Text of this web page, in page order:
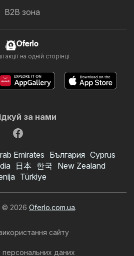
B2B зона
Oferlo
акції на одній сторінці
за нами
Emirates България Cyprus
日本 한국 New Zealand
Türkiye
© 2026 Oferlo.com.ua.
сайту
даних